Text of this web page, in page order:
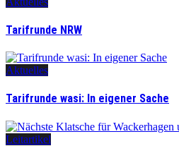
Tarifrunde NRW
Aktuelles
Tarifrunde wasi: In eigener Sache
Leitartikel